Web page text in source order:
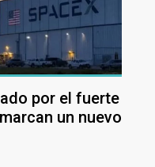
por el fuerte
un nuevo